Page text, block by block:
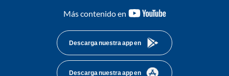
Más contenido en
youtube-
Descarga nuestra app en
Descarga nuestra app en